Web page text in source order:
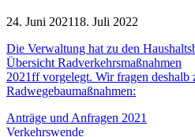
24. Juni 202118. Juli 2022
Die Verwaltung hat zu den
Übersicht Radverkehrsmaßnahmen
2021ff vorgelegt. Wir fragen deshalb
Radwegebaumaßnahmen:
Anträge und Anfragen 2021
Verkehrswende